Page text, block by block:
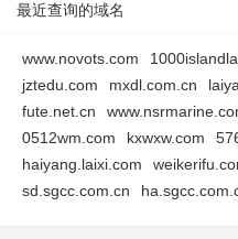
最近查询的域名
www.novots.com
jztedu.com
mxdl.com.cn
fute.net.cn
0512wm.com
kxwxw.com
haiyang.laixi.com
sd.sgcc.com.cn